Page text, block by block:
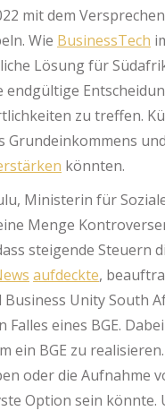
mit dem
Wie BusinessTech
Lösung für
zu treffen.
Grundeinkommens
könnten.
Ministerin für
Menge
steigende Steuern
aufdeckte,
Business Unity South
eines BGE.
ein BGE zu
oder die Aufnahme
Option sein